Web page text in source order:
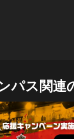
パス 関連